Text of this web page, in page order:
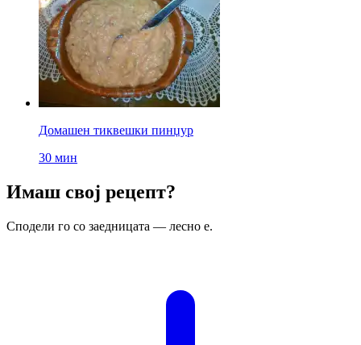
Домашен тиквешки пинџур
30 мин
Имаш свој рецепт?
Сподели го со заедницата — лесно е.